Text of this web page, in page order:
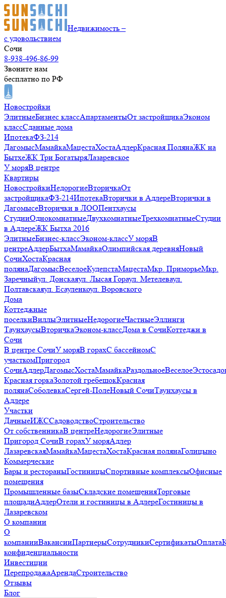
Недвижимость –
с удовольствием
Сочи
8-938-496-86-99
Звоните нам
бесплатно по РФ
Новостройки
ЭлитныеБизнес классАпартаментыОт застройщикаЭконом
классСданные дома
ИпотекаФЗ-214
ДагомысМамайкаМацестаХостаАдлерКрасная ПолянаЖК на
БытхеЖК Три БогатыряЛазаревское
У моряВ центре
Квартиры
НовостройкиНедорогиеВторичкаОт
застройщикаФЗ-214ИпотекаВторички в АдлереВторички в
ДагомысеВторички в ЛООПентхаусы
СтудииОднокомнатныеДвухкомнатныеТрехкомнатныеСтудии
в АдлереЖК Бытха 2016
ЭлитныеБизнес-классЭконом-классУ моряВ
центреАдлерБытхаМамайкаОлимпийская деревняНовый
СочиХостаКрасная
полянаДагомысВеселоеКудепстаМацестаМкр. ПриморьеМкр.
Заречныйул. Донскаяул. Лысая Гораул. Метелеваул.
Полтавскаяул. Есауленкоул. Воровского
Дома
Коттеджные
поселкиВиллыЭлитныеНедорогиеЧастныеЭллинги
ТаунхаусыВторичкаЭконом-классДома в СочиКоттеджи в
Сочи
В центре СочиУ моряВ горахС бассейномС
участкомПригород
СочиАдлерДагомысХостаМамайкаРаздольноеВеселое
Красная горкаЗолотой гребешокКрасная
полянаСоболевкаСергей-ПолеНовый СочиТаунхаусы в
Адлере
Участки
ДачныеИЖССадоводствоСтроительство
От собственникаВ центреНедорогиеЭлитные
Пригород СочиВ горахУ моряАдлер
ЛазаревскаяМамайкаМацестаХостаКрасная полянаГолицыно
Коммерческие
Бары и рестораныГостиницыСпортивные комплексыОфисные
помещения
Промышленные базыСкладские помещенияТорговые
площадиАдлерОтели и гостиницы в АдлереГостиницы в
Лазаревском
О компании
О
компанииВакансииПартнерыСотрудникиСертификатыОплата
конфиденциальности
Инвестиции
ПерепродажаАрендаСтроительство
Отзывы
Блог